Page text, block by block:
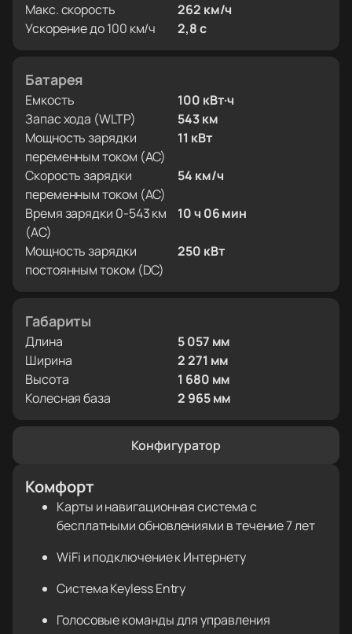
Макс. скорость
262 км/ч
Ускорение до 100 км/ч
2,8 с
Батарея
Емкость
100 кВт·ч
Запас хода (WLTP)
543 км
Мощность зарядки
переменным током (AC)
11 кВт
Скорость зарядки
переменным током (AC)
54 км/ч
Время зарядки 0-543 км
(AC)
10 ч 06 мин
Мощность зарядки
постоянным током (DC)
250 кВт
Габариты
Длина
5 057 мм
Ширина
2 271 мм
Высота
1 680 мм
Колесная база
2 965 мм
Конфигуратор
Комфорт
Карты и навигационная система с
бесплатными обновлениями в течение 7 лет
WiFi и подключение к Интернету
Система Keyless Entry
Голосовые команды для управления